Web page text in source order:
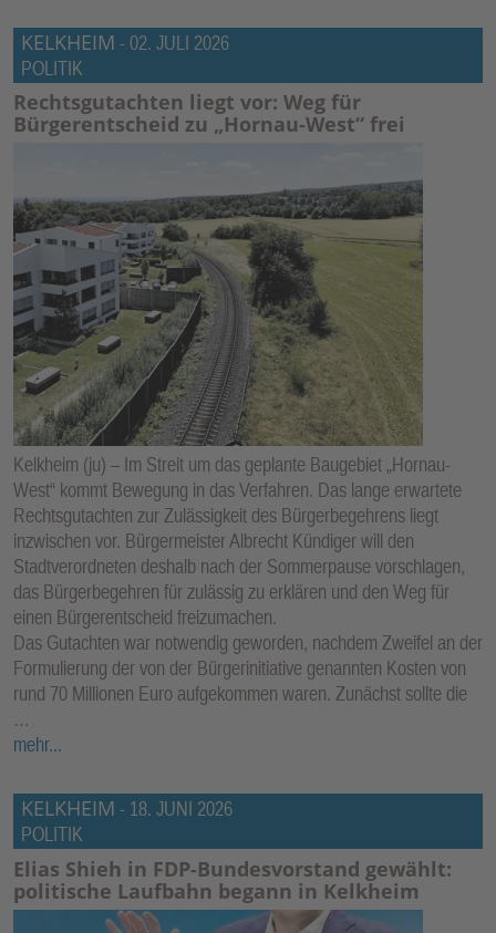
KELKHEIM - 02. JULI 2026
POLITIK
Rechtsgutachten liegt vor: Weg für
Bürgerentscheid zu „Hornau-West“ frei
Kelkheim (ju) – Im Streit um das geplante Baugebiet „Hornau-
West“ kommt Bewegung in das Verfahren. Das lange erwartete
Rechtsgutachten zur Zulässigkeit des Bürgerbegehrens liegt
inzwischen vor. Bürgermeister Albrecht Kündiger will den
Stadtverordneten deshalb nach der Sommerpause vorschlagen,
das Bürgerbegehren für zulässig zu erklären und den Weg für
einen Bürgerentscheid freizumachen.
Das Gutachten war notwendig geworden, nachdem Zweifel an der
Formulierung der von der Bürgerinitiative genannten Kosten von
rund 70 Millionen Euro aufgekommen waren. Zunächst sollte die
…
mehr...
KELKHEIM - 18. JUNI 2026
POLITIK
Elias Shieh in FDP-Bundesvorstand gewählt:
politische Laufbahn begann in Kelkheim